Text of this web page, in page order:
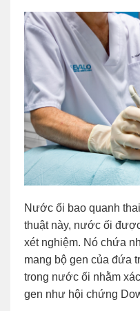
Nước ối bao quanh
thuật này, nước ối
xét nghiệm. Nó chứa
mang bộ gen của đứa
trong nước ối nhằm
gen như hội chứng